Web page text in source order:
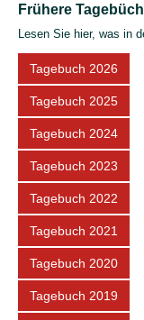
Frühere
Lesen Sie hier, was in
Tagebuch 2026
Tagebuch 2025
Tagebuch 2024
Tagebuch 2023
Tagebuch 2022
Tagebuch 2021
Tagebuch 2020
Tagebuch 2019